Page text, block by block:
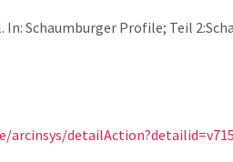
In: Schaumburger Profile; Teil
arcinsys/